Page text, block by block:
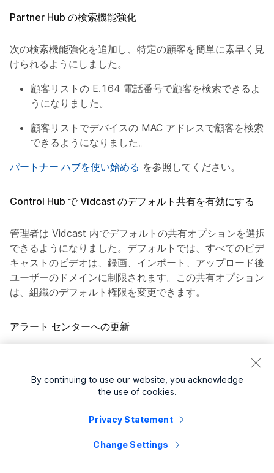
Partner Hub の検索機能強化
次の検索機能強化を追加し、特定の顧客を簡単に素早く見つ
けられるようにしました。
顧客リストの E.164 電話番号で顧客を検索できるよ
うになりました。
顧客リストでデバイスの MAC アドレスで顧客を検索
できるようになりました。
パートナー ハブを使い始める を参照してください。
Control Hub で Vidcast のデフォルト共有を有効にする
管理者は Vidcast 内でデフォルトの共有オプションを選択
できるようになりました。デフォルトでは、すべてのビデオ
キャストのビデオは、録画、インポート、アップロード後、
ユーザーのドメインに制限されます。この共有オプションで
は、組織のデフォルト権限を変更できます。
アラート センターへの更新
アラート センターの名称が使用されました
メッセージは、Manageタブが削除されました。メ
します。
By continuing to use our website, you acknowledge
the use of cookies.
Privacy Statement
Change Settings